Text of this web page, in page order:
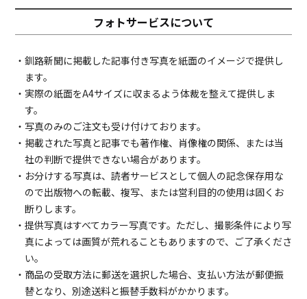
フォトサービスについて
・釧路新聞に掲載した記事付き写真を紙面のイメージで提供し
ます。
・実際の紙面をA4サイズに収まるよう体裁を整えて提供しま
す。
・写真のみのご注文も受け付けております。
・掲載された写真と記事でも著作権、肖像権の関係、または当
社の判断で提供できない場合があります。
・お分けする写真は、読者サービスとして個人の記念保存用な
ので出版物への転載、複写、または営利目的の使用は固くお
断りします。
・提供写真はすべてカラー写真です。ただし、撮影条件により写
真によっては画質が荒れることもありますので、ご了承くださ
い。
・商品の受取方法に郵送を選択した場合、支払い方法が郵便振
替となり、別途送料と振替手数料がかかります。